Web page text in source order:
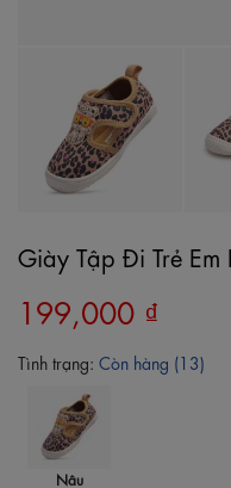
Giày Tập Đi Trẻ Em
199,000 ₫
Tình trạng: Còn hàng (13)
Nâu